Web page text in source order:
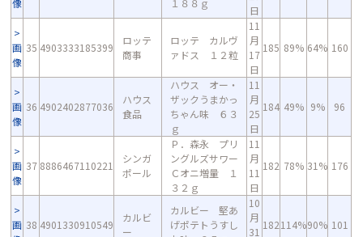
像
１８８ｇ
日
画
像
35 4903333185399
ロッテ
商事
ロッテ カルヴ
ァドス １２粒
11
月
17
日
185 89% 64% 160
画
像
36 4902402877036
ハウス
食品
ハウス オー・
ザックうまかっ
ちゃん味 ６３
ｇ
11
月
25
日
184 49% 9% 96
画
像
37 8886467110221
シンガ
ポール
Ｐ．森永 プリ
ングルズサワー
Ｃオニ増量 １
３２ｇ
11
月
11
日
182 78% 31% 176
画 38 4901330910549
カルビ
ー
カルビー 堅あ
げポテトうすし
10
月
31
182114%90% 101